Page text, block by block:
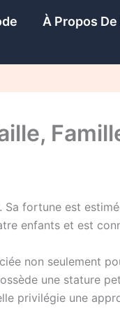
À Propos De
fortune est
enfants et est
non seulement
une stature
privilégie une